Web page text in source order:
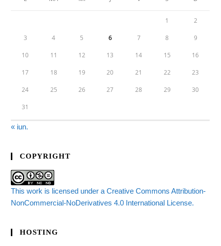
1 2
3 4 5 6 7 8 9
10 11 12 13 14 15 16
17 18 19 20 21 22 23
24 25 26 27 28 29 30
31
« iun.
COPYRIGHT
This work is licensed under a Creative Commons Attribution-
NonCommercial-NoDerivatives 4.0 International License.
HOSTING